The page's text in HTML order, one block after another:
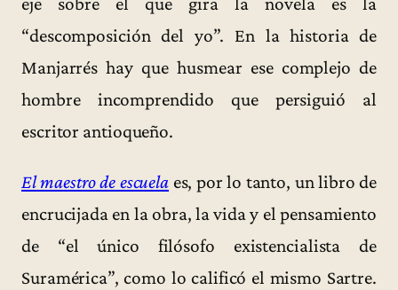
“descomposición del yo”. En la historia de
Manjarrés hay que husmear ese complejo de
hombre incomprendido que persiguió al
escritor antioqueño.
El maestro de escuela es, por lo tanto, un libro de
encrucijada en la obra, la vida y el pensamiento
de “el único filósofo existencialista de
Suramérica”, como lo calificó el mismo Sartre.